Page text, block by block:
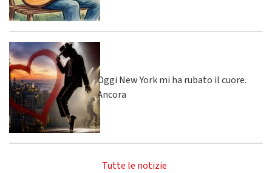
Oggi New York mi ha rubato il cuore.
Ancora
Tutte le notizie